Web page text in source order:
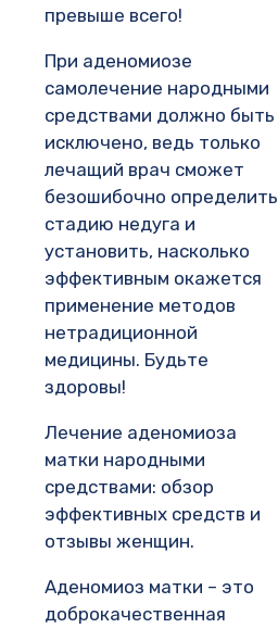
превыше всего!
При аденомиозе
самолечение народными
средствами должно быть
исключено, ведь только
лечащий врач сможет
безошибочно определить
стадию недуга и
установить, насколько
эффективным окажется
применение методов
нетрадиционной
медицины. Будьте
здоровы!
Лечение аденомиоза
матки народными
средствами: обзор
эффективных средств и
отзывы женщин.
Аденомиоз матки – это
доброкачественная